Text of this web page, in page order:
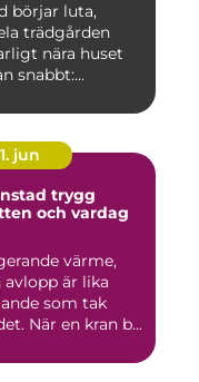
börjar luta,
trädgården
nära huset
snabbt:...
jun
trygg
och vardag
värme,
är lika
som tak
När en kran b...